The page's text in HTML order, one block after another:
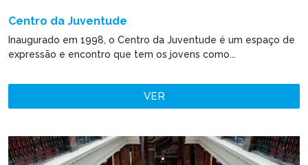
Centro da Juventude
Inaugurado em 1998, o Centro da Juventude é um espaço de
expressão e encontro que tem os jovens como...
VER